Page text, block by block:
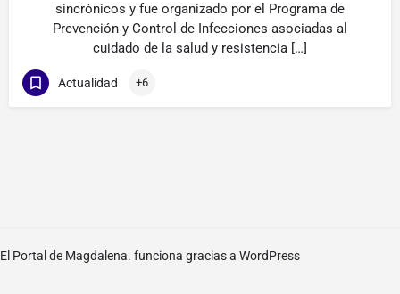
sincrónicos y fue organizado por el Programa de
Prevención y Control de Infecciones asociadas al
cuidado de la salud y resistencia […]
Actualidad +6
El Portal de Magdalena. funciona gracias a WordPress